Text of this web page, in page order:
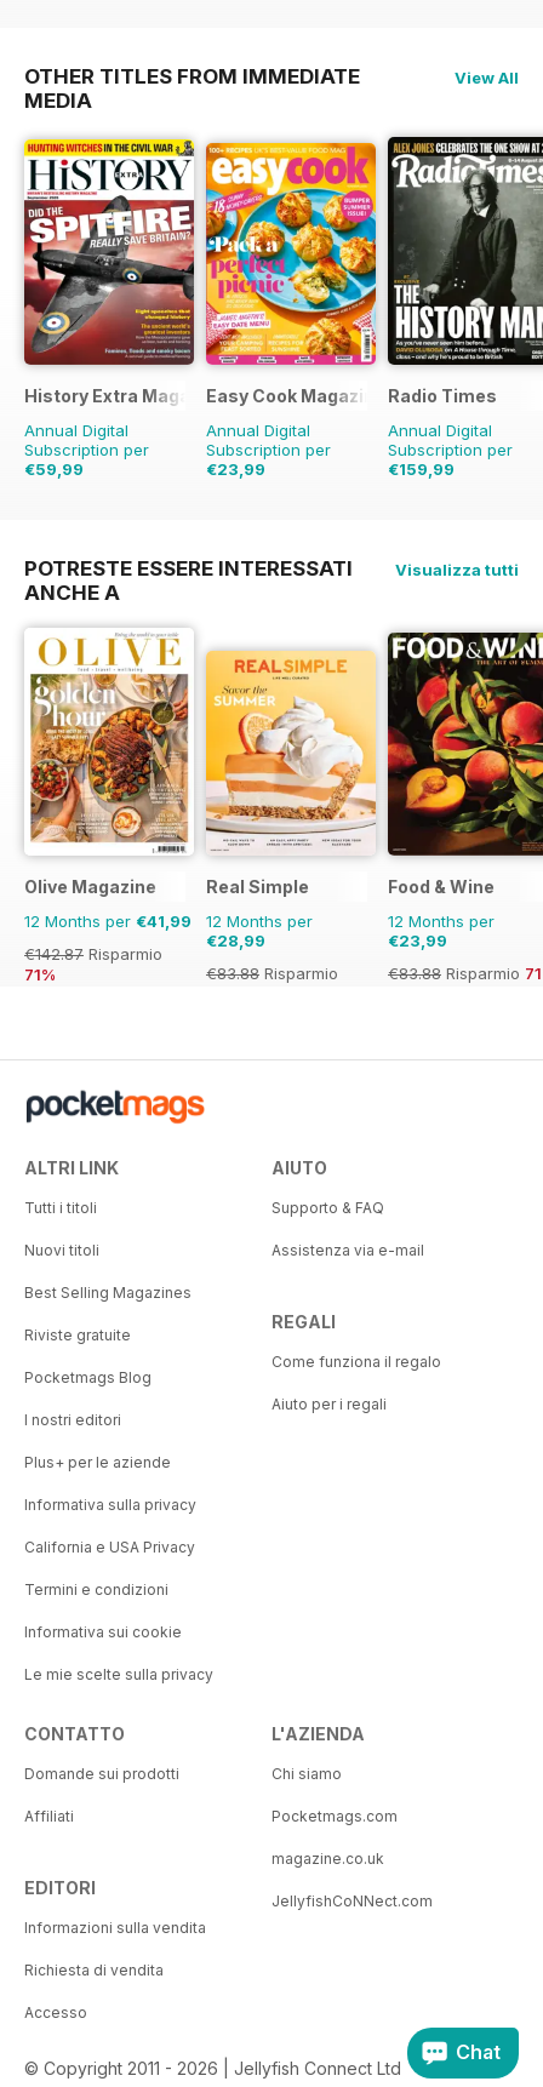
OTHER TITLES FROM IMMEDIATE
MEDIA
View All
History Extra Magazine
Annual Digital
Subscription per
€59,99
Easy Cook Magazine
Annual Digital
Subscription per
€23,99
Radio Times
Annual Digital
Subscription per
€159,99
POTRESTE ESSERE INTERESSATI
ANCHE A
Visualizza tutti
Olive Magazine
12 Months per €41,99
€142.87 Risparmio
71%
Real Simple
12 Months per
€28,99
€83.88 Risparmio
Food & Wine
12 Months per
€23,99
€83.88 Risparmio
ALTRI LINK
Tutti i titoli
Nuovi titoli
Best Selling Magazines
Riviste gratuite
Pocketmags Blog
I nostri editori
Plus+ per le aziende
Informativa sulla privacy
California e USA Privacy
Termini e condizioni
Informativa sui cookie
Le mie scelte sulla privacy
AIUTO
Supporto & FAQ
Assistenza via e-mail
REGALI
Come funziona il regalo
Aiuto per i regali
CONTATTO
Domande sui prodotti
Affiliati
EDITORI
Informazioni sulla vendita
Richiesta di vendita
Accesso
L'AZIENDA
Chi siamo
Pocketmags.com
magazine.co.uk
JellyfishCoNNect.com
© Copyright 2011 - 2026 | Jellyfish Connect Ltd
Chat